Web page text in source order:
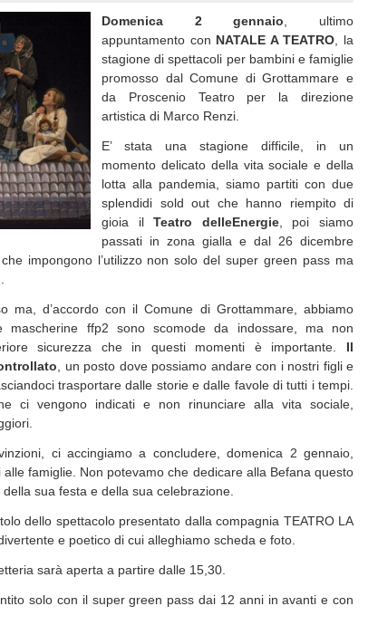
Domenica 2 gennaio , ultimo
appuntamento con NATALE A TEATRO , la
stagione di spettacoli per bambini e famiglie
promosso dal Comune di Grottammare e
da Proscenio Teatro per la direzione
artistica di Marco Renzi.
E’ stata una stagione difficile, in un
momento delicato della vita sociale e della
lotta alla pandemia, siamo partiti con due
splendidi sold out che hanno riempito di
gioia ilTeatro delleEnergie, poi siamo
passati in zona gialla e dal 26 dicembre
impongono l’utilizzo non solo del super green pass ma
ma, d’accordo con il Comune di Grottammare, abbiamo
mascherine ffp2 sono scomode da indossare, ma non
sicurezza che in questi momenti è importante. Il
, un posto dove possiamo andare con i nostri figli e
trasportare dalle storie e dalle favole di tutti i tempi.
ci vengono indicati e non rinunciare alla vita sociale,
ci accingiamo a concludere, domenica 2 gennaio,
famiglie. Non potevamo che dedicare alla Befana questo
sua festa e della sua celebrazione.
dello spettacolo presentato dalla compagnia TEATRO LA
e poetico di cui alleghiamo scheda e foto.
sarà aperta a partire dalle 15,30.
solo con il super green pass dai 12 anni in avanti e con